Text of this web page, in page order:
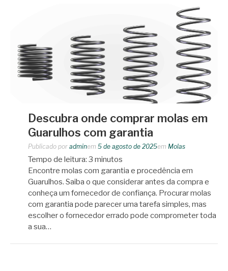
Descubra onde comprar molas em
Guarulhos com garantia
Publicado por adminem 5 de agosto de 2025em Molas
Tempo de leitura: 3 minutos
Encontre molas com garantia e procedência em
Guarulhos. Saiba o que considerar antes da compra e
conheça um fornecedor de confiança. Procurar molas
com garantia pode parecer uma tarefa simples, mas
escolher o fornecedor errado pode comprometer toda
a sua…